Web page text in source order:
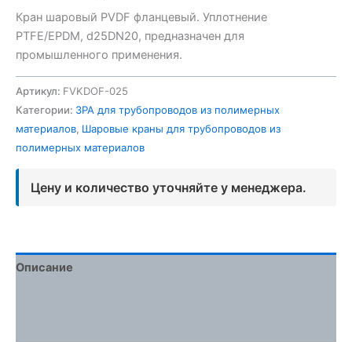
Кран шаровый PVDF фланцевый. Уплотнение
PTFE/EPDM, d25DN20, предназначен для
промышленного применения.
Артикул: FVKDOF-025
Категории: ЗРА для трубопроводов из полимерных
материалов, Шаровые краны для трубопроводов из
полимерных материалов
Цену и количество уточняйте у менеджера.
Описание